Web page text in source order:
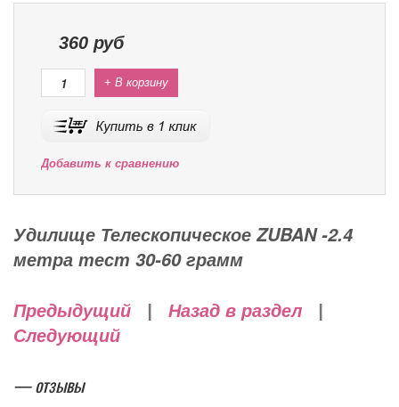
360 руб
+ В корзину
Добавить к сравнению
Удилище Телескопическое ZUBAN -2.4
метра тест 30-60 грамм
Предыдущий Назад в раздел
Следующий
— отзывы